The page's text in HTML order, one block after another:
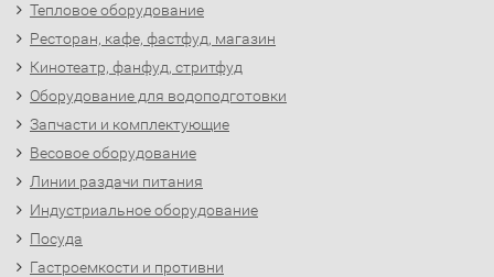
Тепловое оборудование
Ресторан, кафе, фастфуд, магазин
Кинотеатр, фанфуд, стритфуд
Оборудование для водоподготовки
Запчасти и комплектующие
Весовое оборудование
Линии раздачи питания
Индустриальное оборудование
Посуда
Гастроемкости и противни